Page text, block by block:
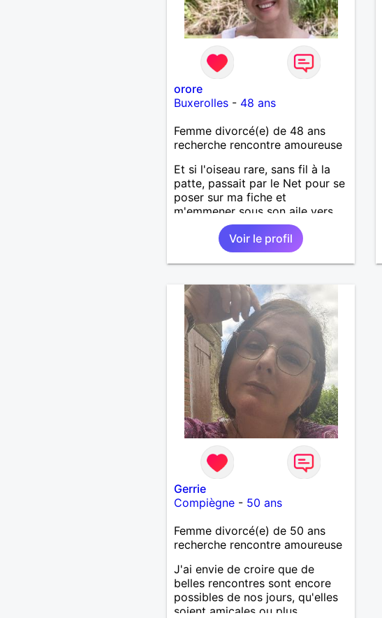
orore
Buxerolles- 48 ans
Femme divorcé(e) de 48 ans
recherche rencontre amoureuse
Et si l'oiseau rare, sans fil à la
patte, passait par le Net pour se
poser sur ma fiche et
m'emmener sous son aile vers
un nouvel horizon fait de
sensualité, complicité et
confiance.
Voir le profil
Gerrie
Compiègne- 50 ans
Femme divorcé(e) de 50 ans
recherche rencontre amoureuse
J'ai envie de croire que de
belles rencontres sont encore
possibles de nos jours, qu'elles
soient amicales ou plus...